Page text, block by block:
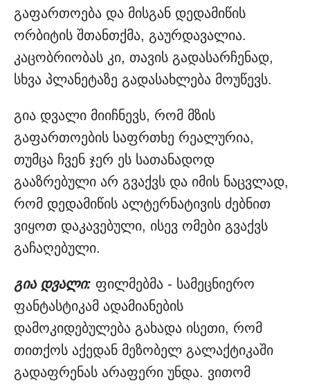
გაფართოება და მისგან დედამიწის
ორბიტის შთანთქმა, გაურდავალია.
კაცობრიობას კი, თავის გადასარჩენად,
სხვა პლანეტაზე გადასახლება მოუწევს.
გია დვალი მიიჩნევს, რომ მზის
გაფართოების საფრთხე რეალურია,
თუმცა ჩვენ ჯერ ეს სათანადოდ
გააზრებული არ გვაქვს და იმის ნაცვლად,
რომ დედამიწის ალტერნატივის ძებნით
ვიყოთ დაკავებული, ისევ ომები გვაქვს
გაჩაღებული.
გია დვალი: ფილმებმა - სამეცნიერო
ფანტასტიკამ ადამიანების
დამოკიდებულება გახადა ისეთი, რომ
თითქოს აქედან მეზობელ გალაქტიკაში
გადაფრენას არაფერი უნდა. ვითომ